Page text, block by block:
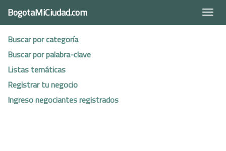
BogotaMiCiudad.com
Buscar por categoría
Buscar por palabra-clave
Listas temáticas
Registrar tu negocio
Ingreso negociantes registrados